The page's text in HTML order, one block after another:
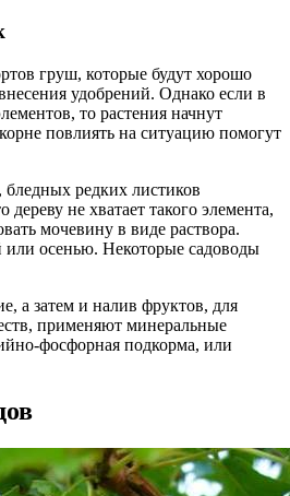
груш, которые будут хорошо
удобрений. Однако если в
то растения начнут
повлиять на ситуацию помогут
редких листиков
дереву не хватает такого элемента,
мочевину в виде раствора.
или осенью. Некоторые садоводы
а затем и налив фруктов, для
применяют минеральные
фосфорная подкорма, или